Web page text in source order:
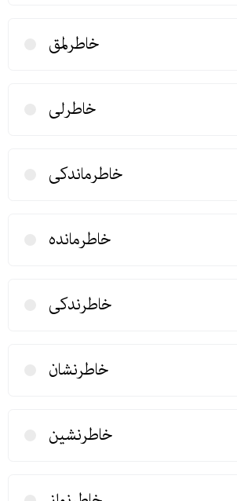
خاطرلمق
خاطرلی
خاطر‌ماندكی
خاطرمانده
خاطرندكی
خاطرنشان
خاطرنشین